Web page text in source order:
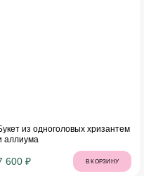
из одноголовых хризантем
аллиума
600 ₽ В КОРЗИНУ